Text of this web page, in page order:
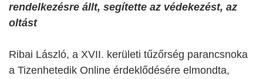
rendelkezésre állt, segítette az védekezést, az
oltást
Ribai László, a XVII. kerületi tűzőrség parancsnoka
a Tizenhetedik Online érdeklődésére elmondta,